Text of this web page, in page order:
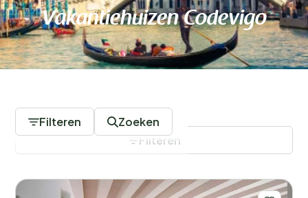
Vakantiehuizen Codevigo
Filteren Zoeken
Filteren